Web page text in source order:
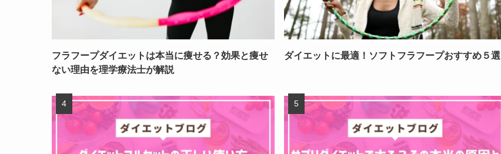
フラフープダイエットは本当に痩せる？効果と痩せ
ない理由を理学療法士が解説
ダイエットに最適！ソフトフラフープおすすめ５選